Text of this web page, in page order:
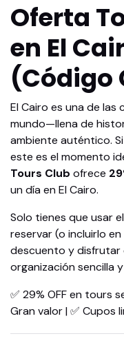
Oferta
en El
(Código
El Cairo es una de las
mundo—llena de
ambiente auténtico.
este es el momento
Tours Club ofrece
un día en El Cairo.
Solo tienes que usar
reservar (o incluirlo
descuento y disfrutar
organización sencilla
✅ 29% OFF en tours
Gran valor | ✅ Cupos